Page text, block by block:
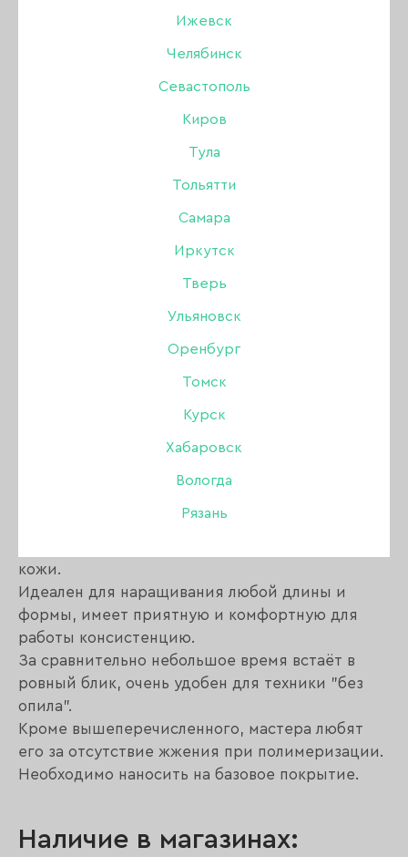
Ижевск
Челябинск
Севастополь
Киров
Тула
Тольятти
Самара
Иркутск
Тверь
Ульяновск
Оренбург
Томск
Курск
Хабаровск
Вологда
Рязань
В наличии в магазинах
Камуфлирующий, самовыравнивающийся
кожи.
Идеален для наращивания любой длины и
формы, имеет приятную и комфортную для
работы консистенцию.
За сравнительно небольшое время встаёт в
ровный блик, очень удобен для техники "без
опила".
Кроме вышеперечисленного, мастера любят
его за отсутствие жжения при полимеризации.
Необходимо наносить на базовое покрытие.
Наличие в магазинах: